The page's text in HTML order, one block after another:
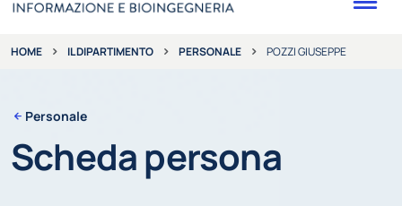
HOME IL DIPARTIMENTO PERSONALE POZZI GIUSEPPE
Personale
Scheda persona